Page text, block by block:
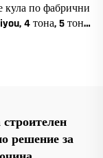
кула по фабрични
4 тона, 5 тона,
решение за